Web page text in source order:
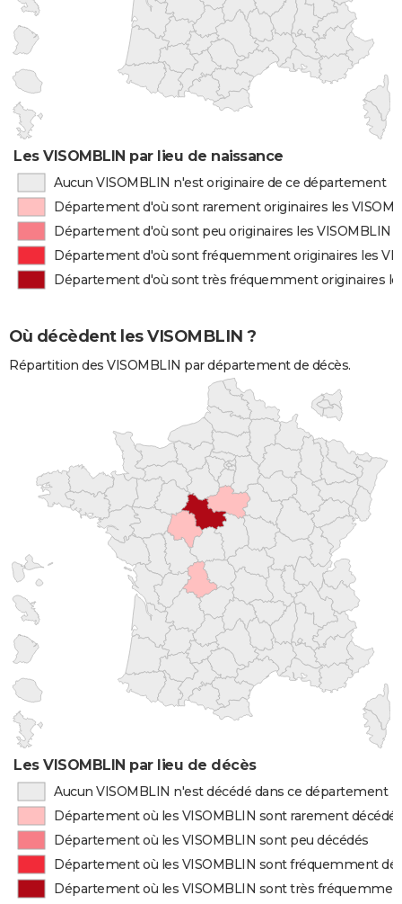
Les VISOMBLIN par lieu de naissance
Aucun VISOMBLIN n'est originaire de ce département
Département d'où sont rarement originaires les
Département d'où sont peu originaires les VISOMBLIN
Département d'où sont fréquemment originaires les
Département d'où sont très fréquemment originaires
Où décèdent les VISOMBLIN ?
Répartition des VISOMBLIN par département de décès.
Les VISOMBLIN par lieu de décès
Aucun VISOMBLIN n'est décédé dans ce département
Département où les VISOMBLIN sont rarement
Département où les VISOMBLIN sont peu décédés
Département où les VISOMBLIN sont fréquemment
Département où les VISOMBLIN sont très